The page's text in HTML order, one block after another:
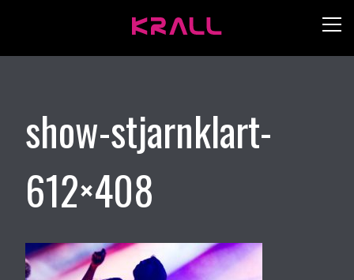
show-stjarnklart-
612×408